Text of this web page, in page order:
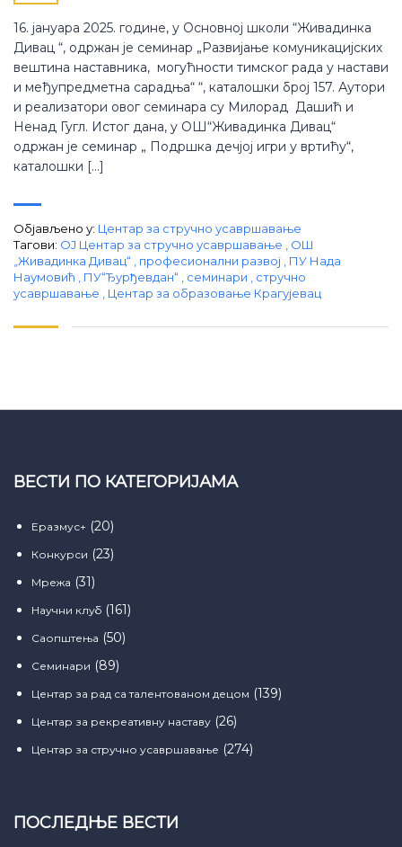
16. јануара 2025. године, у Основној школи “Живадинка
Дивац “, одржан је семинар „Развијање комуникацијских
вештина наставника, могућности тимског рада у настави
и међупредметна сарадња“ “, каталошки број 157. Аутори
и реализатори овог семинара су Милорад Дашић и
Ненад Гугл. Истог дана, у ОШ“Живадинка Дивац“
одржан је семинар „ Подршка дечјој игри у вртићу“,
каталошки […]
Објављено у: Центар за стручно усавршавање
Тагови: ОЈ Центар за стручно усавршавање
ОШ
„Живадинка Дивац“
професионални развој
ПУ Нада
Наумовић
ПУ“Ђурђевдан“ семинари
стручно
усавршавање
Центар за образовање Крагујевац
ВЕСТИ ПО КАТЕГОРИЈАМА
Еразмус+ (20)
Конкурси (23)
Мрежа (31)
Научни клуб (161)
Саопштења (50)
Семинари (89)
Центар за рад са талентованом децом (139)
Центар за рекреативну наставу (26)
Центар за стручно усавршавање (274)
ПОСЛЕДЊЕ ВЕСТИ